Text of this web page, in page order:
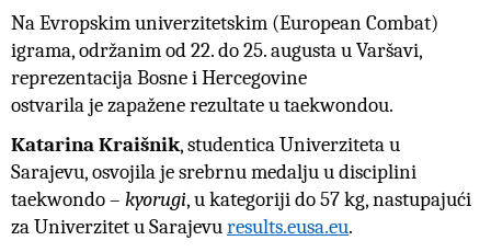
Na Evropskim univerzitetskim (European Combat)
igrama, održanim od 22. do 25. augusta u Varšavi,
reprezentacijaBosne i Hercegovine
ostvarilajezapažene rezultate u taekwondou.
Katarina Kraišnik, studentica Univerziteta u
Sarajevu, osvojila jesrebrnu medaljuu disciplini
taekwondo – kyorugi, u kategoriji do 57 kg, nastupajući
za Univerzitet u Sarajevuresults.eusa.eu.